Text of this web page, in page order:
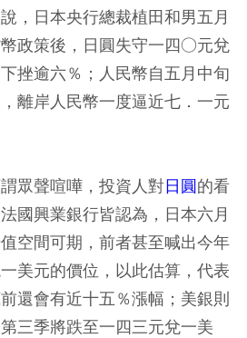
，日本央行總裁植田和男五月
政策後，日圓失守一四○元兌
挫逾六％；人民幣自五月中旬
離岸人民幣一度逼近七．一元
眾聲喧嘩，投資人對日圓的看
國興業銀行皆認為，日本六月
空間可期，前者甚至喊出今年
美元的價位，以此估算，代表
還會有近十五％漲幅；美銀則
三季將跌至一四三元兌一美